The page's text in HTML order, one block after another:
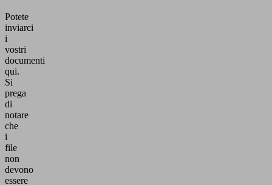
Potete
inviarci
i
vostri
documenti
qui.
Si
prega
di
notare
che
i
file
non
devono
essere